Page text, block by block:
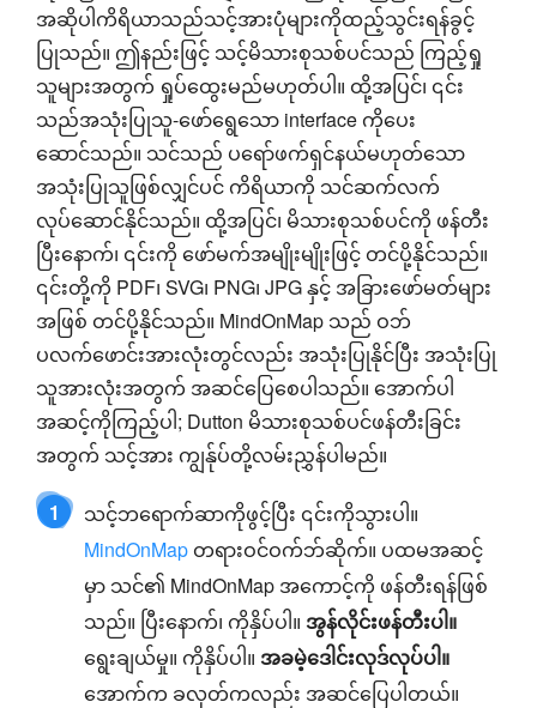
အဆိုပါကိရိယာသည်သင့်အားပုံများကိုထည့်သွင်းရန်ခွင့်
ပြုသည်။ ဤနည်းဖြင့် သင့်မိသားစုသစ်ပင်သည် ကြည့်ရှု
သူများအတွက် ရှုပ်ထွေးမည်မဟုတ်ပါ။ ထို့အပြင်၊ ၎င်း
သည်အသုံးပြုသူ-ဖော်ရွေသော interface ကိုပေး
ဆောင်သည်။ သင်သည် ပရော်ဖက်ရှင်နယ်မဟုတ်သော
အသုံးပြုသူဖြစ်လျှင်ပင် ကိရိယာကို သင်ဆက်လက်
လုပ်ဆောင်နိုင်သည်။ ထို့အပြင်၊ မိသားစုသစ်ပင်ကို ဖန်တီး
ပြီးနောက်၊ ၎င်းကို ဖော်မက်အမျိုးမျိုးဖြင့် တင်ပို့နိုင်သည်။
၎င်းတို့ကို PDF၊ SVG၊ PNG၊ JPG နှင့် အခြားဖော်မတ်များ
အဖြစ် တင်ပို့နိုင်သည်။ MindOnMap သည် ဝဘ်
ပလက်ဖောင်းအားလုံးတွင်လည်း အသုံးပြုနိုင်ပြီး အသုံးပြု
သူအားလုံးအတွက် အဆင်ပြေစေပါသည်။ အောက်ပါ
အဆင့်ကိုကြည့်ပါ; Dutton မိသားစုသစ်ပင်ဖန်တီးခြင်း
အတွက် သင့်အား ကျွန်ုပ်တို့လမ်းညွှန်ပါမည်။
1
သင့်ဘရောက်ဆာကိုဖွင့်ပြီး ၎င်းကိုသွားပါ။
MindOnMap တရားဝင်ဝက်ဘ်ဆိုက်။ ပထမအဆင့်
မှာ သင်၏ MindOnMap အကောင့်ကို ဖန်တီးရန်ဖြစ်
သည်။ ပြီးနောက်၊ ကိုနှိပ်ပါ။ အွန်လိုင်းဖန်တီးပါ။
ရွေးချယ်မှု။ ကိုနှိပ်ပါ။ အခမဲ့ဒေါင်းလုဒ်လုပ်ပါ။
အောက်က ခလုတ်ကလည်း အဆင်ပြေပါတယ်။